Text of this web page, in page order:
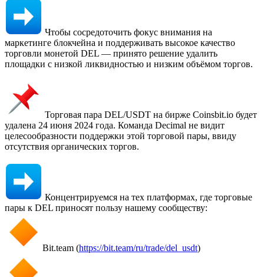
Чтобы сосредоточить фокус внимания на
маркетинге блокчейна и поддерживать высокое качество
торговли монетой DEL — принято решение удалить
площадки с низкой ликвидностью и низким объёмом торгов.
Торговая пара DEL/USDT на бирже Coinsbit.io будет
удалена 24 июня 2024 года. Команда Decimal не видит
целесообразности поддержки этой торговой пары, ввиду
отсутствия органических торгов.
Концентрируемся на тех платформах, где торговые
пары к DEL приносят пользу нашему сообществу:
Bit.team (https://bit.team/ru/trade/del_usdt)